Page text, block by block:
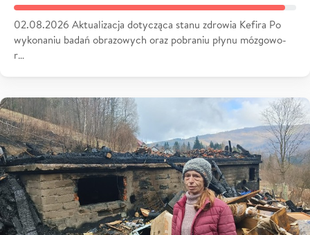
02.08.2026 Aktualizacja dotycząca stanu zdrowia Kefira Po
wykonaniu badań obrazowych oraz pobraniu płynu mózgowo-
r…